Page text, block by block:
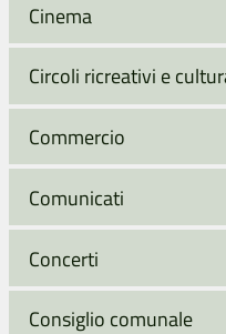
Cinema
Circoli ricreativi e
Commercio
Comunicati
Concerti
Consiglio comunale